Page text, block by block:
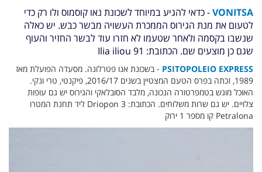
VONITSA- כדאי להגיע במיוחד לשכונת נאו קוסמוס ולו רק כדי
לטעום את מנת הגירוס הממכרת העשויה מבשר כבש. יש כאלה
שנשבו בקסמה ולאחר שטעמו לא חזרו עוד לבשר החזיר והעוף
שגם כן מוצעים שם. הכתובת: Ilia iliou 91
PSITOPOLEIO EXPRESS - בשכונת אנו פטרלונה. מסעדה הפועלת מאז
1989, זכתה בפרס הטעם המצטיין בשנים 2016/17, פיקנטי, טרי ונקי.
האוכל מוגש בטמפרטורה הנכונה, מלבד הסובלאקי והגירוס יש גם עופות
צלויים. יש גם שרות משלוחים. הכתובת: Driopon 3 ליד תחנת המטרו
Petralona קו מספר 1 ירוק